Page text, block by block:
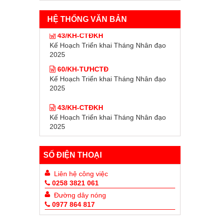
HỆ THỐNG VĂN BẢN
43/KH-CTĐKH
Kế Hoạch Triển khai Tháng Nhân đạo
2025
Kế Hoạch Triển khai Tháng Nhân đạo
2025
Kế Hoạch Triển khai Tháng Nhân đạo
2025
60/KH-TƯHCTĐ
Kế Hoạch Triển khai Tháng Nhân đạo
2025
SỐ ĐIỆN THOẠI
Liên hệ công việc
0258 3821 061
Đường dây nóng
0977 864 817